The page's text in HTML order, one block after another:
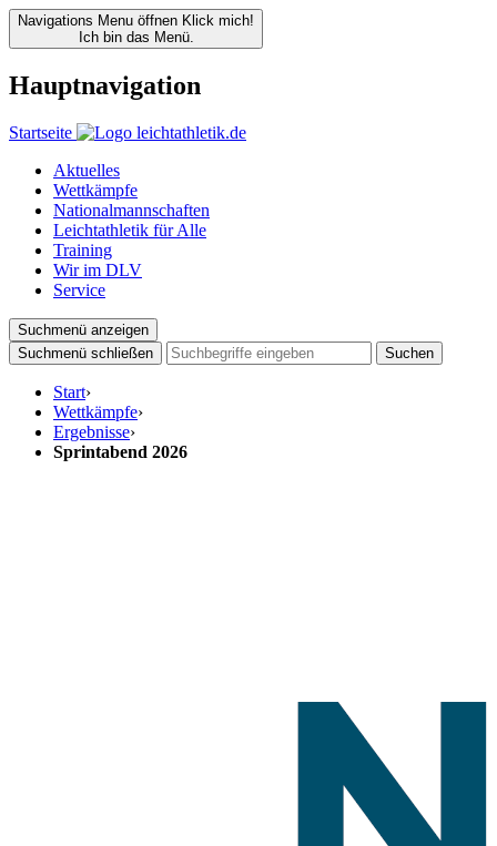
Navigations Menu öffnen Klick mich!
Ich bin das Menü.
Hauptnavigation
Startseite
Aktuelles
Wettkämpfe
Nationalmannschaften
Leichtathletik für Alle
Training
Wir im DLV
Service
Suchmenü anzeigen
Suchmenü schließen
Suchen
Start›
Wettkämpfe›
Ergebnisse›
Sprintabend 2026